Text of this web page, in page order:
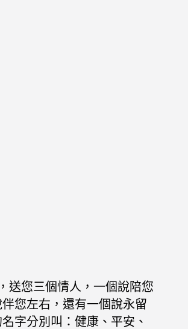
送您三個情人，一個說陪您
您左右，還有一個說永留
字分別叫：健康、平安、